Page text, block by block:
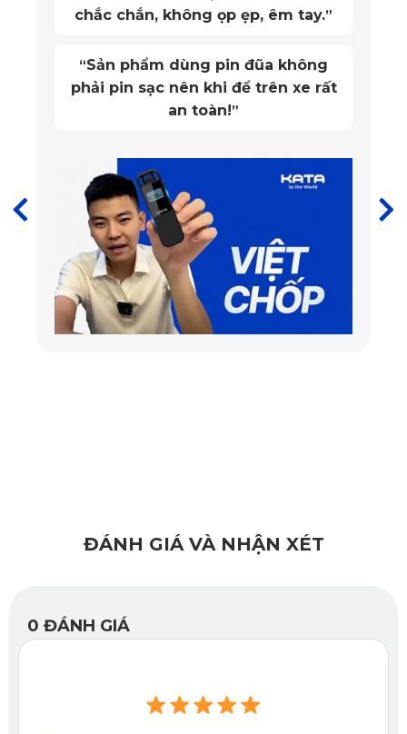
Hơn thế, khi sử dụng sản phẩm thì nội thất xe cũng hạn
làm từ da và nhựa đều được bảo vệ tốt.
chắc chắn, không ọp ẹp, êm tay.”
“Sản phẩm dùng pin đũa không
phải pin sạc nên khi để trên xe rất
an toàn!”
ĐÁNH GIÁ VÀ NHẬN XÉT
0 ĐÁNH GIÁ